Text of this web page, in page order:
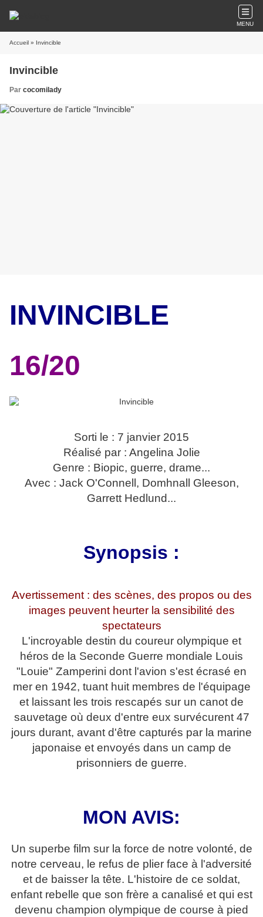
MENU
Accueil » Invincible
Invincible
Par cocomilady
INVINCIBLE
16/20
Sorti le : 7 janvier 2015
Réalisé par : Angelina Jolie
Genre : Biopic, guerre, drame...
Avec : Jack O'Connell, Domhnall Gleeson,
Garrett Hedlund...
Synopsis :
Avertissement : des scènes, des propos ou des
images peuvent heurter la sensibilité des
spectateurs
L'incroyable destin du coureur olympique et
héros de la Seconde Guerre mondiale Louis
"Louie" Zamperini dont l'avion s'est écrasé en
mer en 1942, tuant huit membres de l'équipage
et laissant les trois rescapés sur un canot de
sauvetage où deux d'entre eux survécurent 47
jours durant, avant d'être capturés par la marine
japonaise et envoyés dans un camp de
prisonniers de guerre.
MON AVIS:
Un superbe film sur la force de notre volonté, de
notre cerveau, le refus de plier face à l'adversité
et de baisser la tête. L'histoire de ce soldat,
enfant rebelle que son frère a canalisé et qui est
devenu champion olympique de course à pied